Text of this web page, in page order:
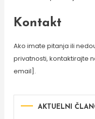
Kontakt
Ako imate pitanja ili
privatnosti, kontaktirajte
email].
AKTUELNI